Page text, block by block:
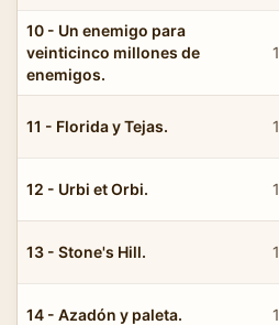
10 - Un enemigo para
veinticinco millones de
enemigos.
11 - Florida y Tejas.
12 - Urbi et Orbi.
13 - Stone's Hill.
14 - Azadón y paleta.